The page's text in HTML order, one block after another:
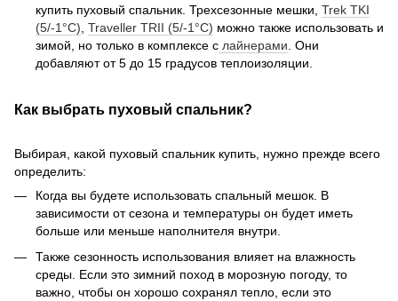
купить пуховый спальник. Трехсезонные мешки, Trek TKI
(5/-1°C) Traveller TRII (5/-1°C) можно также использовать и
зимой, но только в комплексе с лайнерами . Они
добавляют от 5 до 15 градусов теплоизоляции.
Как выбрать пуховый спальник?
Выбирая, какой пуховый спальник купить, нужно прежде всего
определить:
Когда вы будете использовать спальный мешок. В
зависимости от сезона и температуры он будет иметь
больше или меньше наполнителя внутри.
Также сезонность использования влияет на влажность
среды. Если это зимний поход в морозную погоду, то
важно, чтобы он хорошо сохранял тепло, если это